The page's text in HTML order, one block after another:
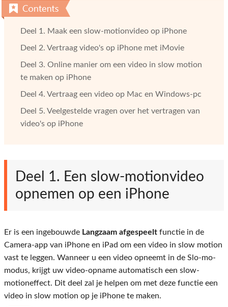
Deel 1. Maak een slow-motionvideo op iPhone
Deel 2. Vertraag video's op iPhone met iMovie
Deel 3. Online manier om een ​​video in slow motion
te maken op iPhone
Deel 4. Vertraag een video op Mac en Windows-pc
Deel 5. Veelgestelde vragen over het vertragen van
video's op iPhone
Deel 1. Een slow-motionvideo
opnemen op een iPhone
Er is een ingebouwde Langzaam afgespeelt functie in de
Camera-app van iPhone en iPad om een ​​video in slow motion
vast te leggen. Wanneer u een video opneemt in de Slo-mo-
modus, krijgt uw video-opname automatisch een slow-
motioneffect. Dit deel zal je helpen om met deze functie een
video in slow motion op je iPhone te maken.